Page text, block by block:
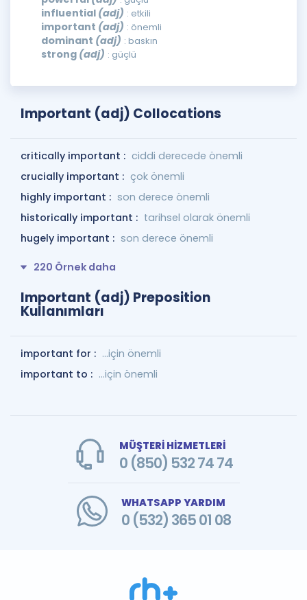
influential (adj) : etkili
important (adj) : önemli
dominant (adj) : baskın
strong (adj) : güçlü
Important (adj) Collocations
critically important : ciddi derecede önemli
crucially important : çok önemli
highly important : son derece önemli
historically important : tarihsel olarak önemli
hugely important : son derece önemli
220 Örnek daha
Important (adj) Preposition
Kullanımları
important for : …için önemli
important to : …için önemli
MÜŞTERİ HİZMETLERİ
0 (850) 532 74 74
WHATSAPP YARDIM
0 (532) 365 01 08